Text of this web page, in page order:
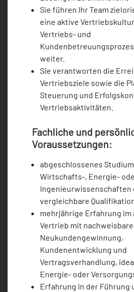
Sie führen Ihr Team
eine aktive
Vertriebs- und
weiter.
Sie verantworten die
Vertriebsziele sowie die
Steuerung und
Vertriebsaktivitäten.
Fachliche und
Voraussetzungen:
abgeschlossenes
Wirtschafts-, Energie-
Ingenieurwissenschaften
vergleichbare
mehrjährige Erfahrung im
Vertrieb mit
Neukundengewinnung,
Kundenentwicklung und
Vertragsverhandlung,
Energie- oder
Erfahrung in der Führung